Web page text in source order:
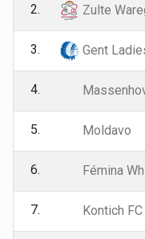
2. Zulte
3. Gent
4.
5. Moldavo
6. Fémina
7. Kontich FC